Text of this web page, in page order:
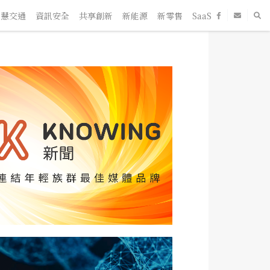
通 資訊安全 共享創新 新能源 新零售 SaaS 新創企業 人物